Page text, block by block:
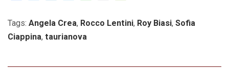
Tags: Angela Crea, Rocco Lentini, Roy Biasi, Sofia
Ciappina, taurianova